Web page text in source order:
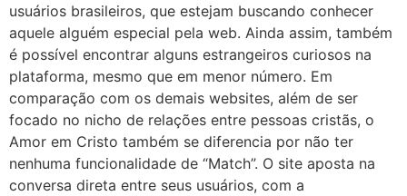
usuários brasileiros, que estejam buscando conhecer
aquele alguém especial pela web. Ainda assim, também
é possível encontrar alguns estrangeiros curiosos na
plataforma, mesmo que em menor número. Em
comparação com os demais websites, além de ser
focado no nicho de relações entre pessoas cristãs, o
Amor em Cristo também se diferencia por não ter
nenhuma funcionalidade de “Match”. O site aposta na
conversa direta entre seus usuários, com a